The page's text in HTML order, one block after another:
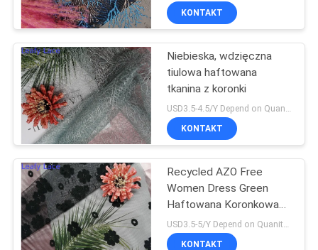
WYCIECZKA
PO
FABRYCE
KONTROLA
JAKOŚCI
SKONTAKTUJ
SIĘ
KONTAKT
Niebieska, wdzięczna
tiulowa haftowana
tkanina z koronki
KONTAKT
Recycled AZO Free
Women Dress Green
Haftowana Koronkowa
Tkanina
KONTAKT